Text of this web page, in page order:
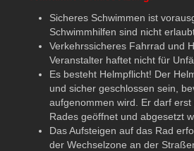
Sicheres Schwimmen ist
Schwimmhilfen sind nicht
Verkehrssicheres Fahrrad und
Veranstalter haftet nicht für
Es besteht Helmpflicht! Der
und sicher geschlossen sein,
aufgenommen wird. Er darf erst
Rades geöffnet und abgesetzt
Das Aufsteigen auf das Rad
der Wechselzone an der